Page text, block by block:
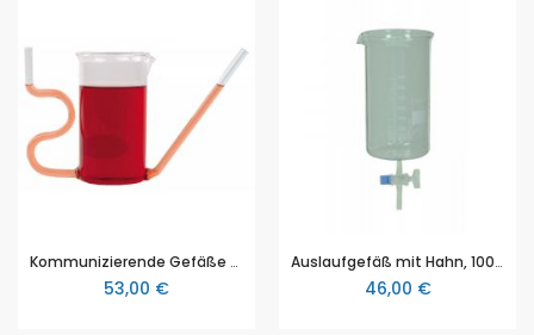
Kommunizierende Gefäße und Gießkanne
53,00 €
Auslaufgefäß mit Hahn, 1000 ml
46,00 €